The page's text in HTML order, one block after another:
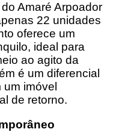
Amaré Arpoador
22 unidades
oferece um
ideal para
ao agito da
é um diferencial
imóvel
de retorno.